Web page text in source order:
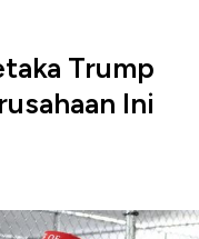
Trump
Ini